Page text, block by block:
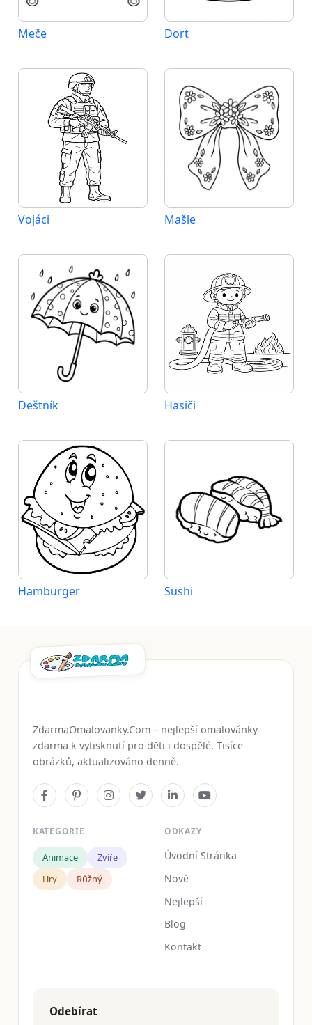
Meče Dort
Vojáci Mašle
Deštník Hasiči
Hamburger Sushi
ZdarmaOmalovanky.Com – nejlepší omalovánky
zdarma k vytisknutí pro děti i dospělé. Tisíce
obrázků, aktualizováno denně.
KATEGORIE
Animace
Zvíře
Hry
Růžný
ODKAZY
Úvodní Stránka
Nové
Nejlepší
Blog
Kontakt
Odebírat